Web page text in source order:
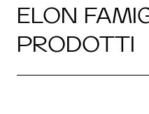
ELON
PRODOTTI